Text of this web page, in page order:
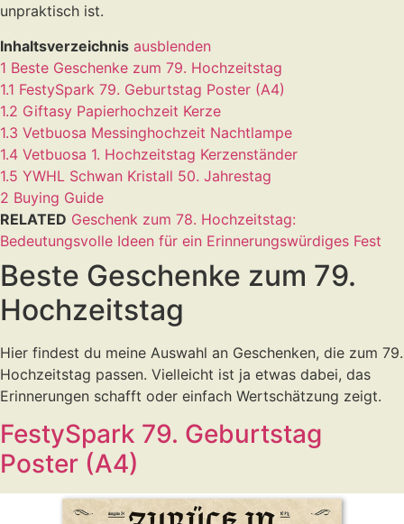
unpraktisch ist.
Inhaltsverzeichnis ausblenden
1 Beste Geschenke zum 79. Hochzeitstag
1.1 FestySpark 79. Geburtstag Poster (A4)
1.2 Giftasy Papierhochzeit Kerze
1.3 Vetbuosa Messinghochzeit Nachtlampe
1.4 Vetbuosa 1. Hochzeitstag Kerzenständer
1.5 YWHL Schwan Kristall 50. Jahrestag
2 Buying Guide
RELATED Geschenk zum 78. Hochzeitstag:
Bedeutungsvolle Ideen für ein Erinnerungswürdiges Fest
Beste Geschenke zum 79.
Hochzeitstag
Hier findest du meine Auswahl an Geschenken, die zum 79.
Hochzeitstag passen. Vielleicht ist ja etwas dabei, das
Erinnerungen schafft oder einfach Wertschätzung zeigt.
FestySpark 79. Geburtstag
Poster (A4)